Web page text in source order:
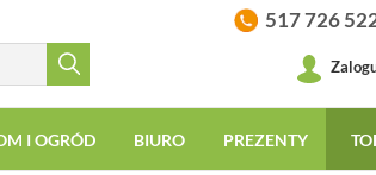
517 726
I OGRÓD BIURO PREZENTY